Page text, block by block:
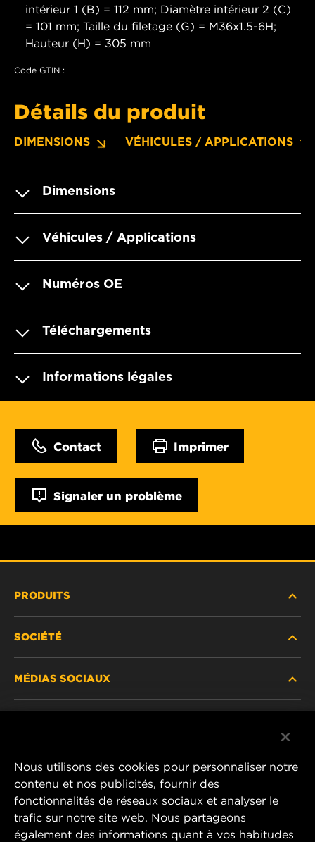
intérieur 1 (B) = 112 mm; Diamètre intérieur 2 (C)
= 101 mm; Taille du filetage (G) = M36x1.5-6H;
Hauteur (H) = 305 mm
Code GTIN :
Détails du produit
DIMENSIONS VÉHICULES / APPLICATIONS
Dimensions
Véhicules / Applications
Numéros OE
Téléchargements
Informations légales
Contact Imprimer
Signaler un problème
PRODUITS
PRODUITS ABANDONNÉS / REMPLACÉS
SOCIÉTÉ
AVIS JURIDIQUE
IMPRIMER
CONTACTEZ-NOUS
MÉDIAS SOCIAUX
Instagram
YouTube
Nous utilisons des cookies pour personnaliser notre
contenu et nos publicités, fournir des
fonctionnalités de réseaux sociaux et analyser le
trafic sur notre site web. Nous partageons
également des informations quant à vos habitudes